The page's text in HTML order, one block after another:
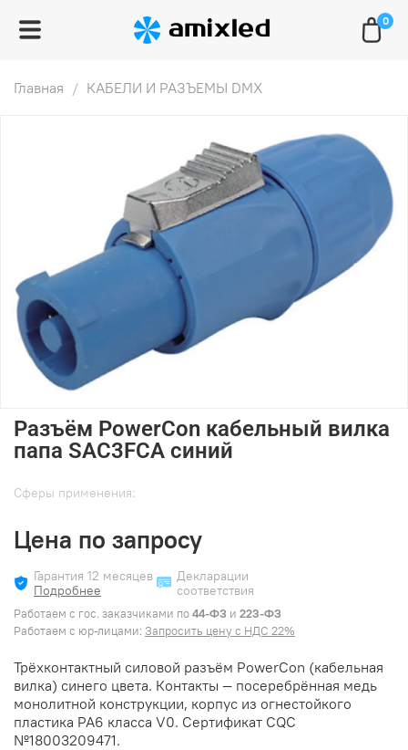
0
Главная КАБЕЛИ И РАЗЪЕМЫ DMX
Разъём PowerCon кабельный вилка
папа SAC3FCA синий
Cферы применения:
Цена по запросу
Гарантия 12 месяцев
Подробнее
Декларации
соответствия
Работаем с гос. заказчиками по44-ФЗ и 223-ФЗ
Работаем с юр-лицами: Запросить цену с НДС 22%
Трёхконтактный силовой разъём PowerCon (кабельная
вилка) синего цвета. Контакты — посеребрённая медь
монолитной конструкции, корпус из огнестойкого
пластика PA6 класса V0. Сертификат CQC
№18003209471.